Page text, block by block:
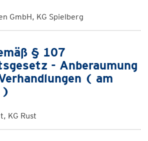
GmbH, KG Spielberg
§ 107
- Anberaumung
( am
)
KG Rust